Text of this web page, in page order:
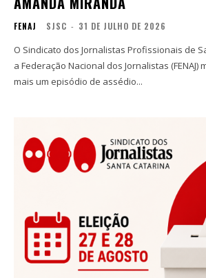
FENAJ SJSC - 31 DE JULHO DE 2026
O Sindicato dos Jornalistas Profissionais de
a Federação Nacional dos Jornalistas
mais um episódio de assédio...